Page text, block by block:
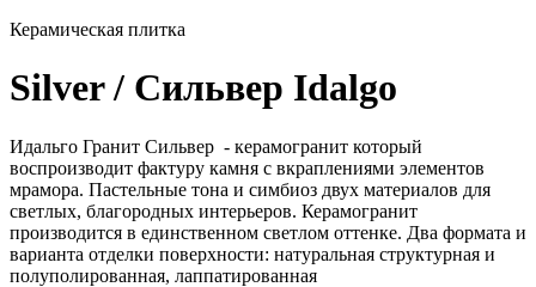
Керамическая плитка
Silver / Сильвер Idalgo
Идальго Гранит Сильвер - керамогранит который
воспроизводит фактуру камня с вкраплениями элементов
мрамора. Пастельные тона и симбиоз двух материалов для
светлых, благородных интерьеров. Керамогранит
производится в единственном светлом оттенке. Два формата и
варианта отделки поверхности: натуральная структурная и
полуполированная, лаппатированная